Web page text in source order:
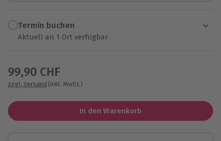
Termin buchen
Aktuell an 1 Ort verfügbar
99,90 CHF
zzgl. Versand (inkl. MwSt.)
In den Warenkorb